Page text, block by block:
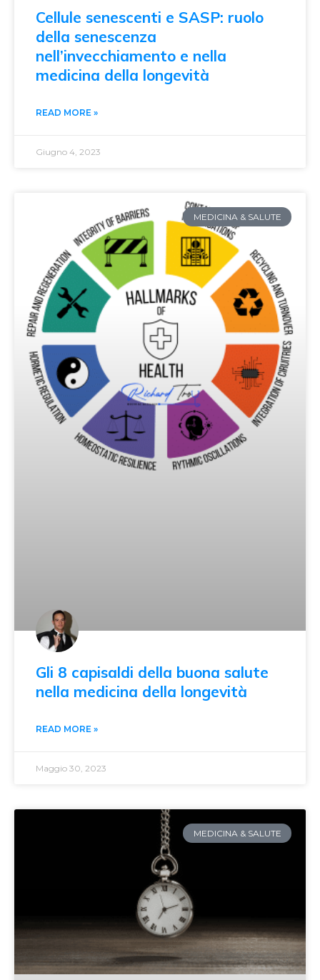
Cellule senescenti e SASP: ruolo
della senescenza
nell’invecchiamento e nella
medicina della longevità
READ MORE »
Giugno 4, 2023
MEDICINA & SALUTE
Gli 8 capisaldi della buona salute
nella medicina della longevità
READ MORE »
Maggio 30, 2023
MEDICINA & SALUTE